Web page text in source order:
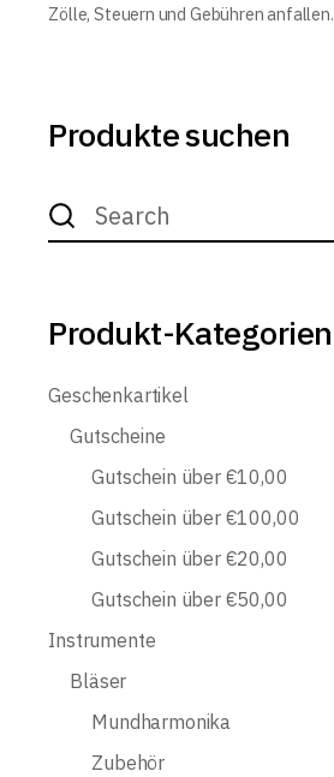
Zölle, Steuern und Gebühren anfallen.
Produkte suchen
Search
for:
Produkt-Kategorien
Geschenkartikel
Gutscheine
Gutschein über €10,00
Gutschein über €100,00
Gutschein über €20,00
Gutschein über €50,00
Instrumente
Bläser
Mundharmonika
Zubehör